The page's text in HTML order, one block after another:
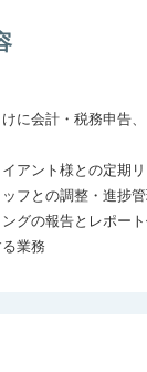
に会計・税務申告
アント様との定期
フとの調整・進捗
グの報告とレポー
業務